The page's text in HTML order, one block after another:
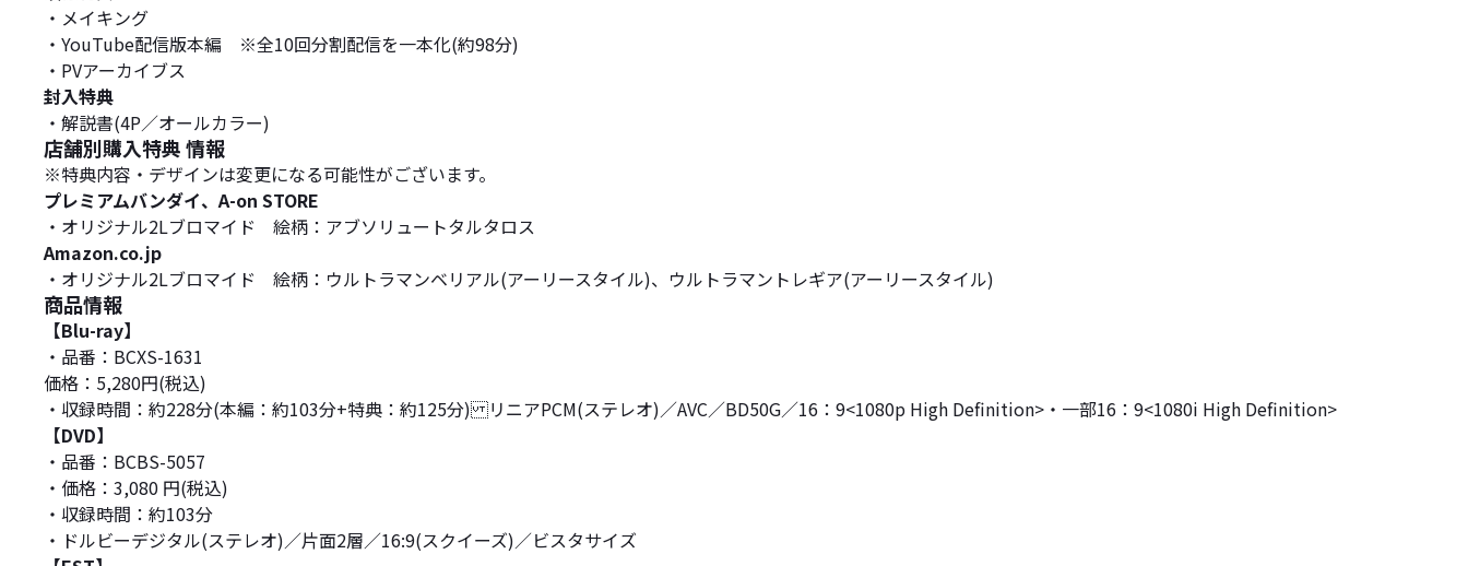
・メイキング
・YouTube配信版本編 ※全10回分割配信を一本化(約98分)
・PVアーカイブス
封入特典
・解説書(4P／オールカラー)
店舗別購入特典 情報
※特典内容・デザインは変更になる可能性がございます。
プレミアムバンダイ、A-on STORE
・オリジナル2Lブロマイド 絵柄：アブソリュートタルタロス
Amazon.co.jp
・オリジナル2Lブロマイド 絵柄：ウルトラマンベリアル(アーリースタイル)、ウルトラマントレギア(アーリースタイル)
商品情報
【Blu-ray】
・品番：BCXS-1631
価格：5,280円(税込)
・収録時間：約228分(本編：約103分+特典：約125分) リニアPCM(ステレオ)／AVC／BD50G／16：9<1080p High Definition>・一部16：9<1080i High Definition>
【DVD】
・品番：BCBS-5057
・価格：3,080 円(税込)
・収録時間：約103分
・ドルビーデジタル(ステレオ)／片面2層／16:9(スクイーズ)／ビスタサイズ